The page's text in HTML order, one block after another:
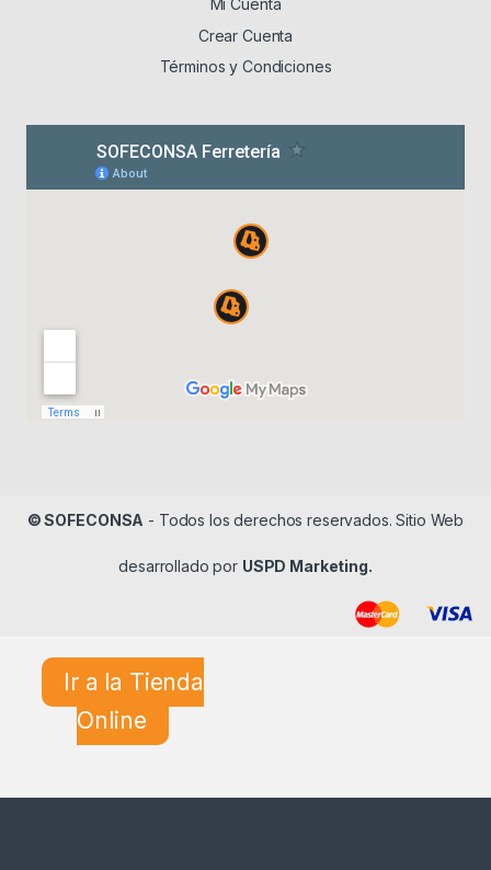
Mi Cuenta
Crear Cuenta
Términos y Condiciones
© SOFECONSA - Todos los derechos reservados. Sitio Web
desarrollado por USPD Marketing.
Ir a la Tienda
Online